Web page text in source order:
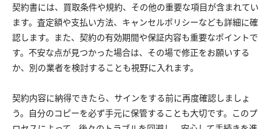
契約書には、買取条件や規約、その他の重要な項目が含まれてい
ます。査定額や支払い方法、キャンセルポリシーなども詳細に確
認します。また、契約の有効期間や保証内容も重要なポイントで
す。不安な点が見つかった場合は、その場で修正をお願いする
か、別の業者を検討することも視野に入れます。
契約内容に納得できたら、サインをする前に再度確認しましょ
う。自分のコピーを必ず手元に保管することも大切です。このプ